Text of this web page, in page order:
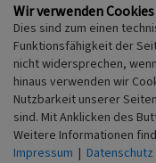
Ritterstein „Am
Blankenborn
Schlagwörter
Ritterstein Baum
Ort
76887 Bad
Wir verwenden Cookies
Dies sind zum einen
Funktionsfähigkeit der
nicht widersprechen,
hinaus verwenden wir
Nutzbarkeit unserer
sind. Mit Anklicken des
Weitere Informationen
Impressum | Datenschutz